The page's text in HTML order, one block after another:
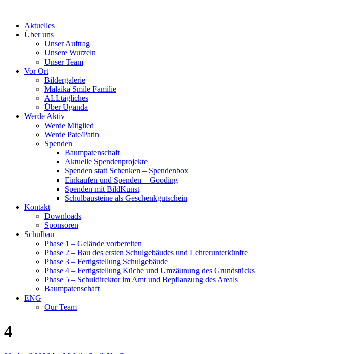
contentAktuelles
Über uns
Unser Auftrag
Unsere Wurzeln
Unser Team
Vor Ort
Bildergalerie
Malaika Smile Familie
ALLtägliches
Über Uganda
Werde Aktiv
Werde Mitglied
Werde Pate/Patin
Spenden
Baumpatenschaft
Aktuelle Spendenprojekte
Spenden statt Schenken – Spendenbox
Einkaufen und Spenden – Gooding
Spenden mit BildKunst
Schulbausteine als Geschenkgutschein
Kontakt
Downloads
Sponsoren
Schulbau
Phase 1 – Gelände vorbereiten
Phase 2 – Bau des ersten Schulgebäudes und Lehrerunterkünfte
Phase 3 – Fertigstellung Schulgebäude
Phase 4 – Fertigstellung Küche und Umzäunung des Grundstücks
Phase 5 – Schuldirektor im Amt und Bepflanzung des Areals
Baumpatenschaft
ENG
Our Team
4